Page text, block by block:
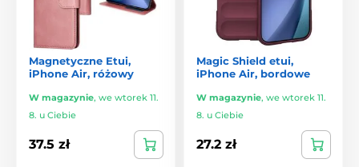
Magnetyczne Etui,
iPhone Air, różowy
W magazynie, we wtorek 11.
8. u Ciebie
37.5 zł
Magic Shield etui,
iPhone Air, bordowe
W magazynie, we wtorek 11.
8. u Ciebie
27.2 zł